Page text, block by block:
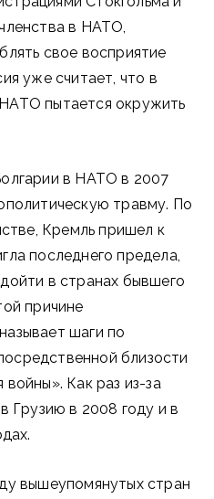
в НАТО,
свое восприятие
уже считает, что в
пытается окружить
в НАТО в 2007
травму. По
Кремль пришел к
последнего предела,
в странах бывшего
причине
шаги по
близости
Как раз из-за
Грузию в 2008 году и в
вышеупомянутых стран